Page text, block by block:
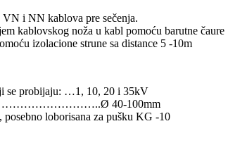
i NN kablova pre sečenja.
kablovskog noža u kabl pomoću barutne čaure
izolacione strune sa distance 5 -10m
se probijaju: …1, 10, 20 i 35kV
………………………..Ø 40-100mm
posebno loborisana za pušku KG -10